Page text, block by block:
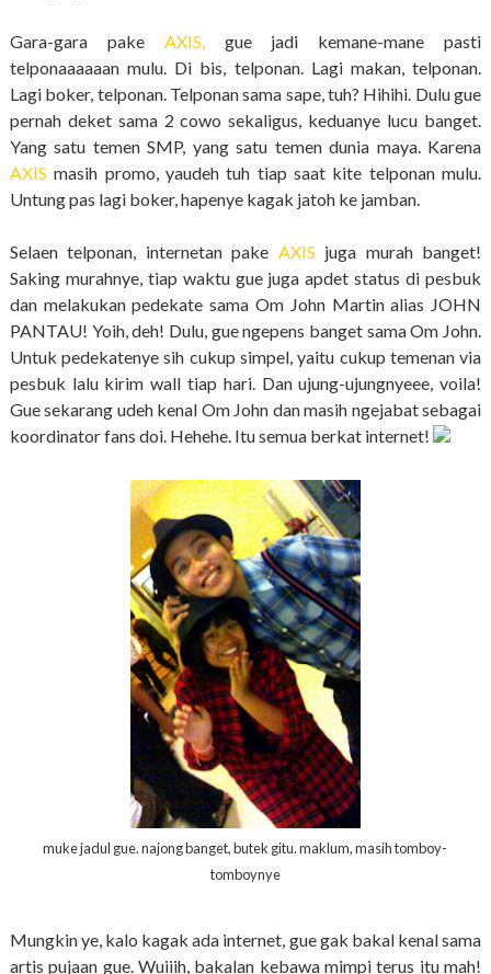
Gara-gara pake AXIS,
gue jadi kemane-mane pasti
telponaaaaaan mulu. Di bis, telponan. Lagi makan, telponan.
Lagi boker, telponan. Telponan sama sape, tuh? Hihihi. Dulu gue
pernah deket sama 2 cowo sekaligus, keduanye lucu banget.
Yang satu temen SMP, yang satu temen dunia maya. Karena
AXIS masih promo, yaudeh tuh tiap saat kite telponan mulu.
Untung pas lagi boker, hapenye kagak jatoh ke jamban.
Selaen telponan, internetan pake AXIS juga murah banget!
Saking murahnye, tiap waktu gue juga apdet status di pesbuk
dan melakukan pedekate sama Om John Martin alias JOHN
PANTAU! Yoih, deh! Dulu, gue ngepens banget sama Om John.
Untuk pedekatenye sih cukup simpel, yaitu cukup temenan via
pesbuk lalu kirim wall tiap hari. Dan ujung-ujungnyeee, voila!
Gue sekarang udeh kenal Om John dan masih ngejabat sebagai
koordinator fans doi. Hehehe. Itu semua berkat internet!
muke jadul gue. najong banget, butek gitu. maklum, masih tomboy-
tomboynye
Mungkin ye, kalo kagak ada internet, gue gak bakal kenal sama
artis pujaan gue. Wuiiih, bakalan kebawa mimpi terus itu mah!